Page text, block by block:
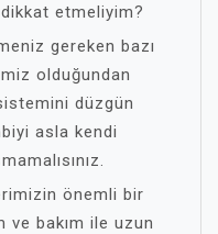
etmeliyim?
gereken bazı
olduğundan
düzgün
asla kendi
önemli bir
ve bakım ile uzun